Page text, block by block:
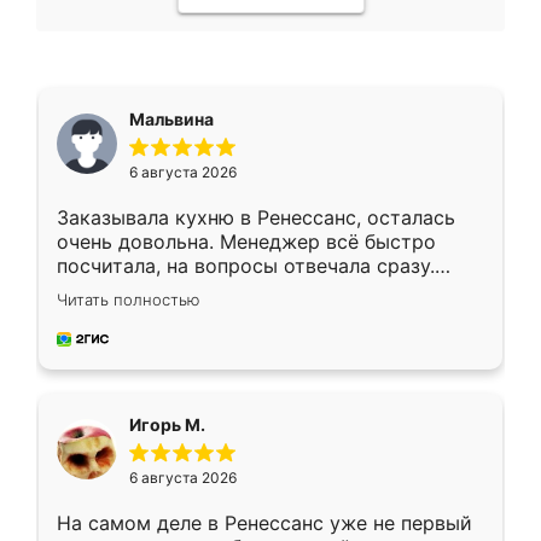
Мальвина
6 августа 2026
Заказывала кухню в Ренессанс, осталась
очень довольна. Менеджер всё быстро
посчитала, на вопросы отвечала сразу.
Замерщик приехал в субботу, подошёл к
делу со всей ответственностью. Собрали
за день, ребята работали аккуратно, даже
Читать полностью
Игорь М.
6 августа 2026
На самом деле в Ренессанс уже не первый